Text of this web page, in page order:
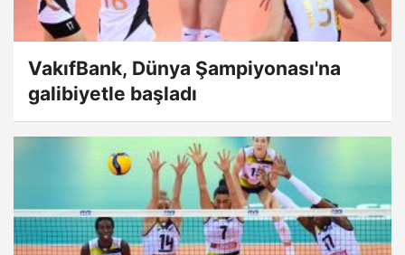
VakıfBank, Dünya Şampiyonası'na
galibiyetle başladı